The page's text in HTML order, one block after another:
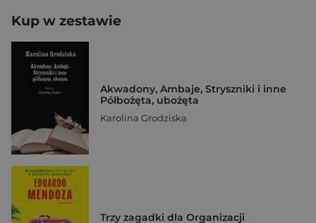
Kup w zestawie
Akwadony, Ambaje, Stryszniki i inne
Półbożęta, ubożęta
Karolina Grodziska
Trzy zagadki dla Organizacji